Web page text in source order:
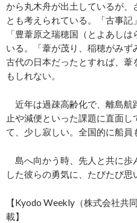
から丸木舟が出土しているが、
とも考えられている。「古事
「豊葦原之瑞穂国（とよあし
いる。「葦が茂り、稲穂がみず
古代の日本だったとすれば、
もしれない。
近年は過疎高齢化で、離島航
止や減便といった課題に直面
て、少し寂しい。全国的に船員
島へ向かう時、先人と共に歩
した彼らの勇気に、たびたび思
【Kyodo Weekly（株式会社共
載】